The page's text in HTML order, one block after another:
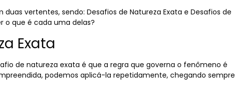
duas vertentes, sendo: Desafios de Natureza Exata e Desafios de
o que é cada uma delas?
Exata
de natureza exata é que a regra que governa o fenômeno é
podemos aplicá-la repetidamente, chegando sempre